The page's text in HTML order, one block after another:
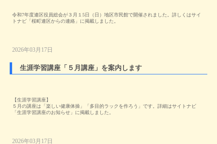
令和7年度連区役員総会が３月１5日（日）地区市民館で開催されました。詳しくはサイ
トナビ「桜町連区からの連絡」に掲載しました。
2026年03月17日
生涯学習講座「５月講座」を案内します
【生涯学習講座】
５月の講座は「楽しい健康体操」「多目的ラックを作ろう」です。詳細はサイトナビ
「生涯学習講座のお知らせ」に掲載しました。
2026年03月17日